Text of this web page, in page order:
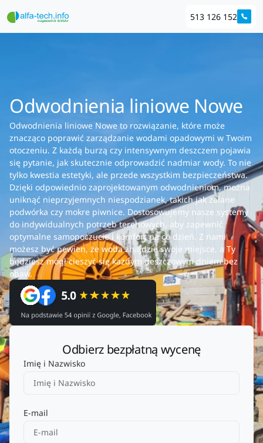
513 126 152
Odwodnienia liniowe Nowe
Odwodnienia liniowe Nowe to rozwiązanie, które może
znacząco poprawić zarządzanie wodami opadowymi w Twoim
otoczeniu. Z każdą burzą czy intensywnym deszczem pojawia
się pytanie, jak skutecznie odprowadzić nadmiar wody. To nie
tylko kwestia estetyki, ale przede wszystkim bezpieczeństwa.
Dzięki odpowiednio zaprojektowanym odwodnieniom, można
uniknąć nieprzyjemnych niespodzianek, takich jak zalane
podwórka czy mokre piwnice. Dostosowujemy nasze systemy
do indywidualnych potrzeb terenowych, aby zapewnić
optymalne samopoczucie i komfort na co dzień. Z nami
możesz być pewien, że woda znajdzie swoje miejsce, a Ty
będziesz mógł cieszyć się każdym deszczowym dniem bez
obaw.
Odbierz bezpłatną wycenę
Imię i Nazwisko
E-mail